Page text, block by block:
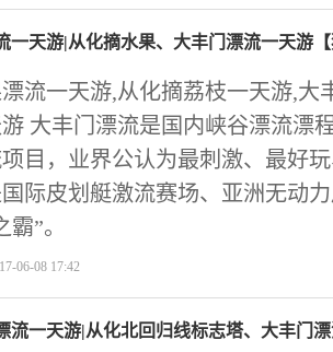
一天游|从化摘水果、大丰门漂流一天游
流一天游,从化摘荔枝一天游,大
大丰门漂流是国内峡谷漂流漂
目，业界公认为最刺激、最好
际皮划艇激流赛场、亚洲无动
”。
06-08 17:42
流一天游|从化北回归线标志塔、大丰门